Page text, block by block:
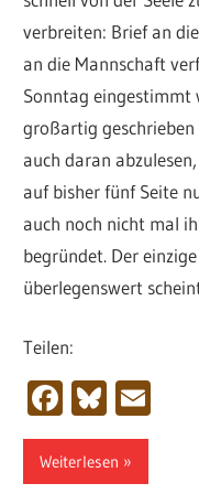
verbreiten: Brief an
an die Mannschaft
Sonntag eingestimmt
großartig
auch daran
auf bisher fünf Seite
auch noch nicht mal
begründet. Der
überlegenswert
Teilen:
Facebook
Bluesky
Weiterlesen